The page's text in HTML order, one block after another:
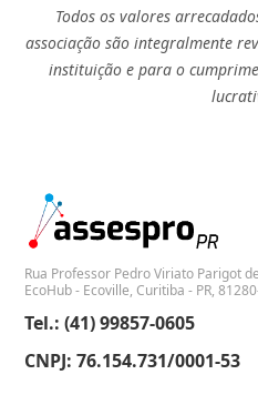
Todos os valores
associação são integralmente
instituição e para o
Rua Professor Pedro Viriato Parigot
EcoHub - Ecoville, Curitiba - PR,
Tel.: (41) 99857-0605
CNPJ: 76.154.731/0001-53